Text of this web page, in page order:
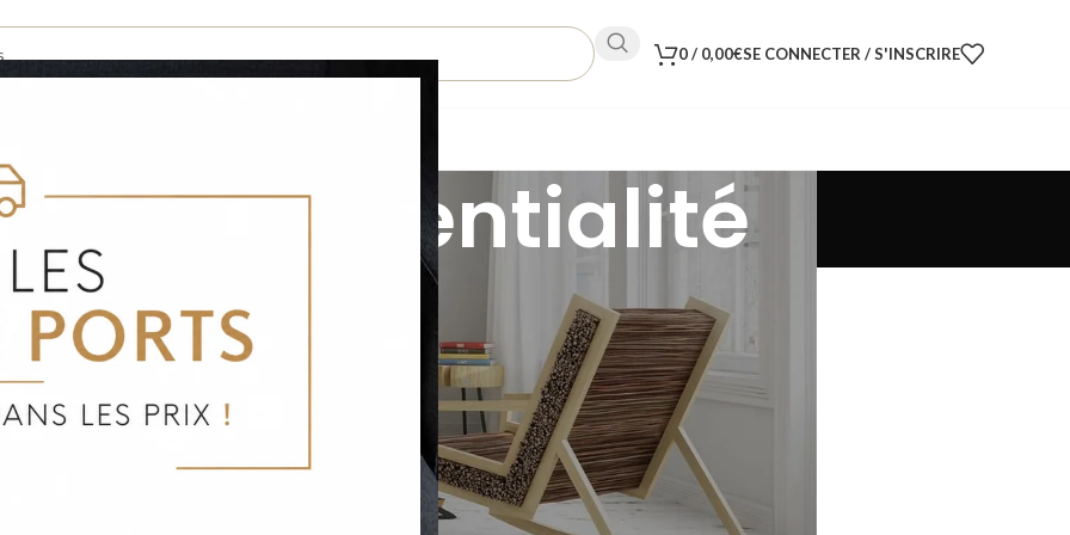
0/ 0,00€SE CONNECTER / S'INSCRIRE
de confidentialité